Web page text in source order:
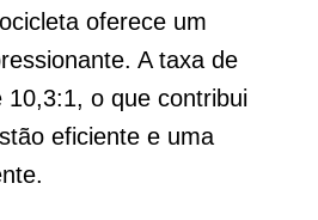
oferece um
A taxa de
10,3:1, o que contribui
eficiente e uma